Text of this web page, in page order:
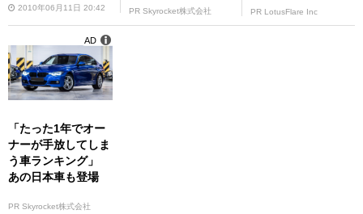
2010年06月11日 20:42 PR Skyrocket株式会社 PR LotusFlare Inc
「たった1年でオー
ナーが手放してしま
う車ランキング」
あの日本車も登場
PR Skyrocket株式会社
AD